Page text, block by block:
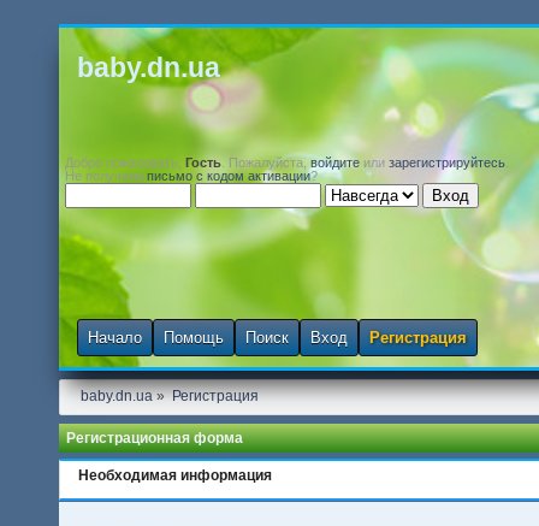
baby.dn.ua
Добро пожаловать, Гость . Пожалуйста,войдите или зарегистрируйтесь
Не получили письмо с кодом активации?
Начало Помощь Поиск Вход Регистрация
baby.dn.ua» Регистрация
Регистрационная форма
Необходимая информация